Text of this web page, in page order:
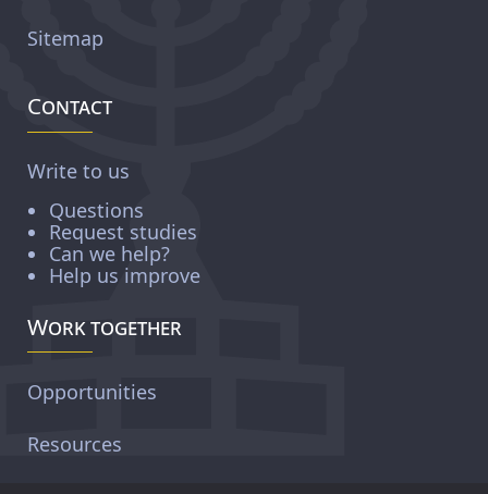
Sitemap
Contact
Write to us
Questions
Request studies
Can we help?
Help us improve
Work together
Opportunities
Resources